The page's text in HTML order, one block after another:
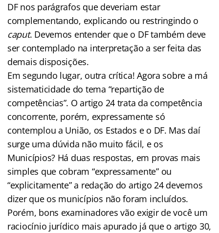
DF nos parágrafos que deveriam estar
complementando, explicando ou restringindo o
caput. Devemos entender que o DF também deve
ser contemplado na interpretação a ser feita das
demais disposições.
Em segundo lugar, outra crítica! Agora sobre a má
sistematicidade do tema “repartição de
competências”. O artigo 24 trata da competência
concorrente, porém, expressamente só
contemplou a União, os Estados e o DF. Mas daí
surge uma dúvida não muito fácil, e os
Municípios? Há duas respostas, em provas mais
simples que cobram “expressamente” ou
“explicitamente” a redação do artigo 24 devemos
dizer que os municípios não foram incluídos.
Porém, bons examinadores vão exigir de você um
raciocínio jurídico mais apurado já que o artigo 30,